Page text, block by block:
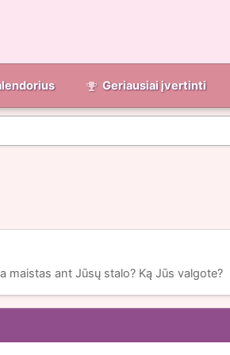
Geriausiai įvertinti
maistas ant Jūsų stalo? Ką Jūs valgote?